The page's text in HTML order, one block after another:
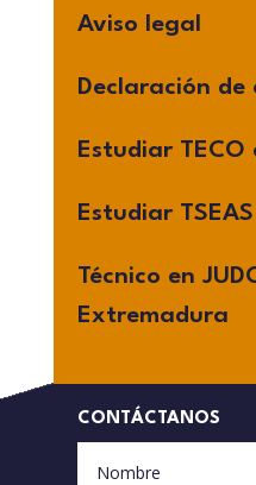
Aviso legal
Declaración de
Estudiar
Estudiar
Técnico en
Extremadura
CONTÁCTANOS